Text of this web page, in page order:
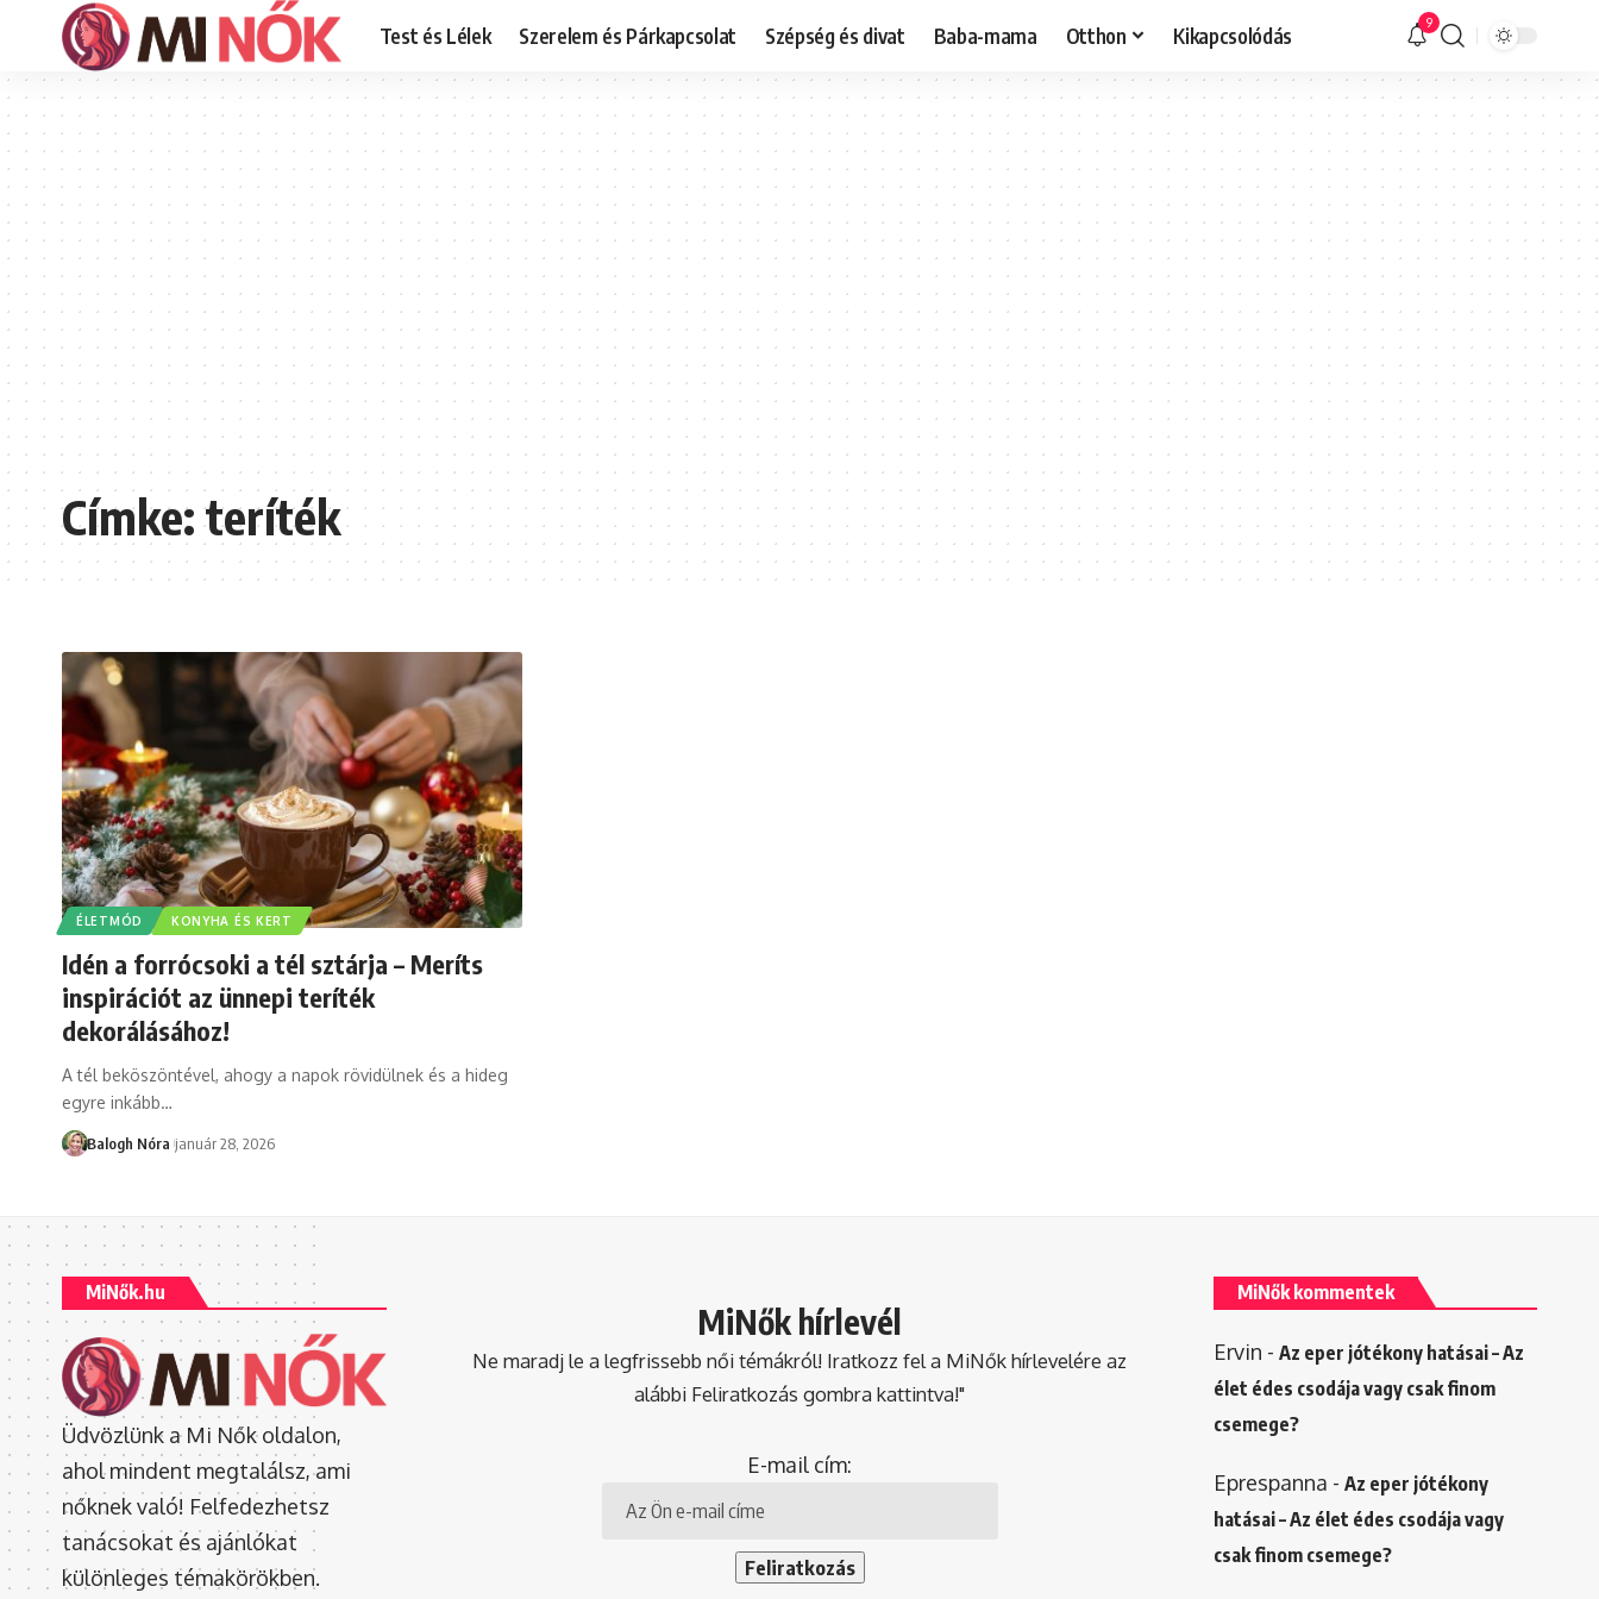
Test és Lélek Szerelem és Párkapcsolat Szépség és divat Baba-mama Otthon Kikapcsolódás 9
Címke:teríték
ÉLETMÓD KONYHA ÉS KERT
Idén a forrócsoki a tél sztárja – Meríts
inspirációt az ünnepi teríték
dekorálásához!
A tél beköszöntével, ahogy a napok rövidülnek és a hideg
egyre inkább…
Balogh Nóra január 28, 2026
MiNők.hu
Üdvözlünk a Mi Nők oldalon,
ahol mindent megtalálsz, ami
nőknek való! Felfedezhetsz
tanácsokat és ajánlókat
különleges témakörökben.
MiNők hírlevél
Ne maradj le a legfrissebb női témákról! Iratkozz fel a MiNők hírlevelére az
alábbi Feliratkozás gombra kattintva!"
E-mail cím:
MiNők kommentek
Ervin - Az eper jótékony hatásai – Az
élet édes csodája vagy csak finom
csemege?
Eprespanna - Az eper jótékony
hatásai – Az élet édes csodája vagy
csak finom csemege?